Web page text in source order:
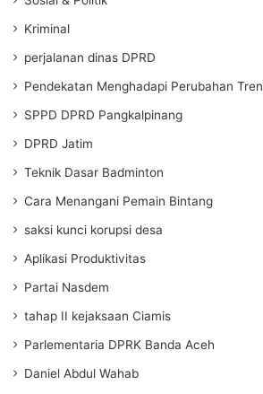
Kriminal
perjalanan dinas DPRD
Pendekatan Menghadapi Perubahan Tren
SPPD DPRD Pangkalpinang
DPRD Jatim
Teknik Dasar Badminton
Cara Menangani Pemain Bintang
saksi kunci korupsi desa
Aplikasi Produktivitas
Partai Nasdem
tahap II kejaksaan Ciamis
Parlementaria DPRK Banda Aceh
Daniel Abdul Wahab